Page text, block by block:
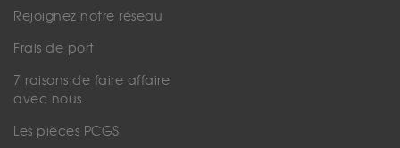
Rejoignez notre réseau
Frais de port
7 raisons de faire affaire
avec nous
Les pièces PCGS